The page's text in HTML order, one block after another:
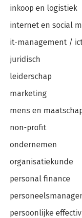
inkoop en logistiek
internet en social
it-management /
juridisch
leiderschap
marketing
mens en
non-profit
ondernemen
organisatiekunde
personal finance
persoonlijke